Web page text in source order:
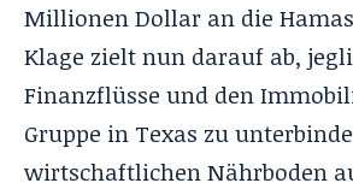
Millionen Dollar an die
Klage zielt nun darauf ab,
Finanzflüsse und den
Gruppe in Texas zu
wirtschaftlichen Nährboden